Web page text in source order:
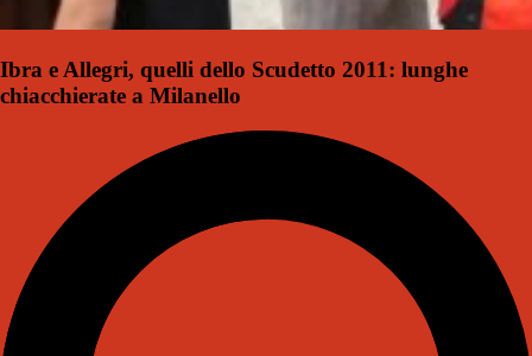
Ibra e Allegri, quelli dello Scudetto 2011: lunghe
chiacchierate a Milanello